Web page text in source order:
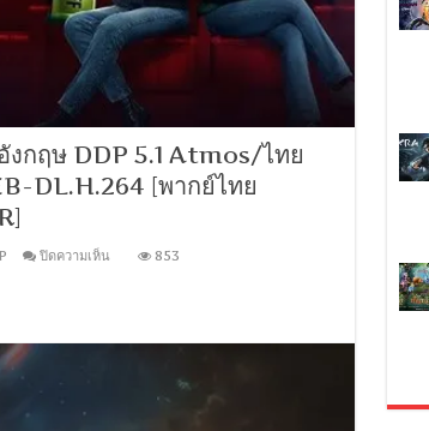
WEB-
DL.H.264
[พากย์
บรรยาย
ไทย]
[1080p]
[MKV]
[MASTER]
กฤษ DDP 5.1 Atmos/ไทย
DL.H.264 [พากย์ไทย
ปิดความเห็นบน
หนัง
853